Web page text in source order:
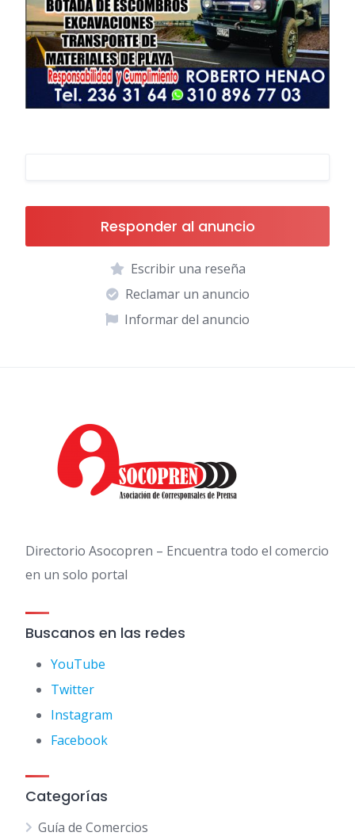
Responder al anuncio
Escribir una reseña
Reclamar un anuncio
Informar del anuncio
Directorio Asocopren – Encuentra todo el comercio
en un solo portal
Buscanos en las redes
YouTube
Twitter
Instagram
Facebook
Categorías
Guía de Comercios